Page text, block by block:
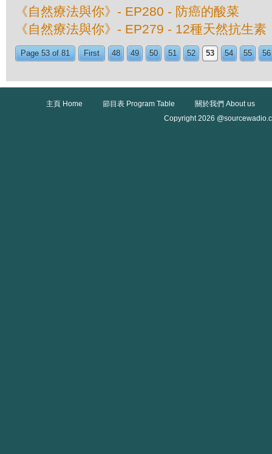
《自然療法與你》- EP280 - 防癌的酸菜
《自然療法與你》- EP279 - 12種天然抗生素
Page 53 of 81 First 48 49 50 51 52 53 54 55 56
主頁 Home 節目表 Program Table
關於我們 About us
Copyright 2026